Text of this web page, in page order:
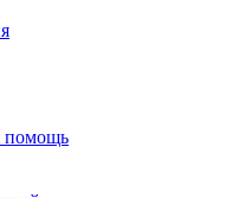
помощь